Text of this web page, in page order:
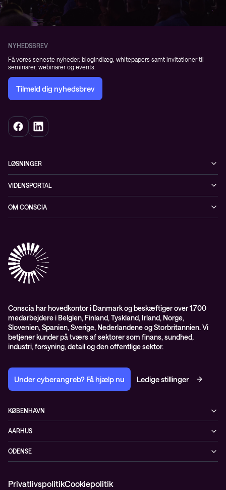
NYHEDSBREV
Få vores seneste nyheder, blogindlæg, whitepapers samt invitationer til
seminarer, webinarer og events.
Tilmeld dig nyhedsbrev
LØSNINGER
Netværk
Datacenter & Cloud
Observability
Conscia Managed Services
Conscia Services
VIDENSPORTAL
Events
Videoer
Whitepapers
OM CONSCIA
Partnere
Presserum
ISO certifikater
Proces for kundeklager
Salgs- og leveringsbetingelser
Selskabsoplysninger og SKI-rammeaftale
Conscia har hovedkontor i Danmark og beskæftiger over 1.700
medarbejdere i Belgien, Finland, Tyskland, Irland, Norge,
Slovenien, Spanien, Sverige, Nederlandene og Storbritannien. Vi
betjener kunder på tværs af sektorer som finans, sundhed,
industri, forsyning, detail og den offentlige sektor.
Under cyberangreb? Få hjælp nu Ledige stillinger
KØBENHAVN
2100 København Ø
+45 70207780
AARHUS
8230 Åbyhøj
ODENSE
PrivatlivspolitikCookiepolitik